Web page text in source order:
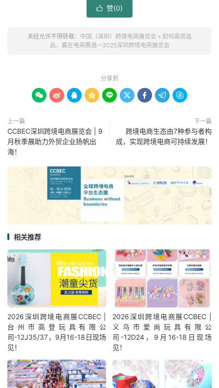
 赞(0)
未经允许不得转载： 中国（深圳）跨境电商展览会 » 如何高效选
品，赢在电商赛道—2025深圳跨境电商展览会
分享到
        
上一篇
CCBEC深圳跨境电商展览会 | 9
月秋季展助力外贸企业扬帆出
海！
下一篇
跨境电商生态由7种参与者构
成，实现跨境电商可持续发展！
相关推荐
2026深圳跨境电商展CCBEC |
台州市高登玩具有限公
司-12J35/37，9月16-18日现场
见！
2026深圳跨境电商展CCBEC |
义乌市爱尚玩具有限公
司-12D24，9月16-18日现场
见！